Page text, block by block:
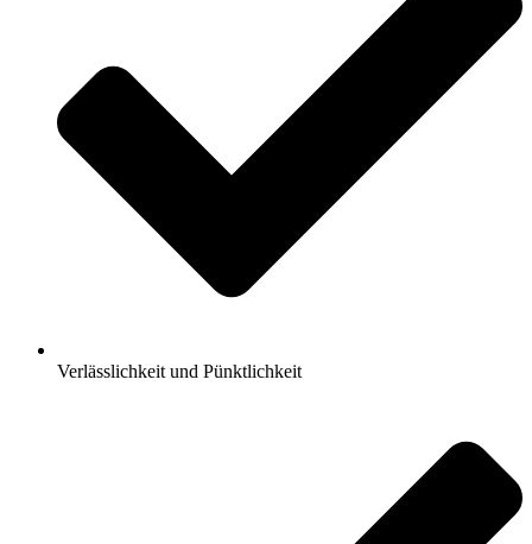
Verlässlichkeit und Pünktlichkeit